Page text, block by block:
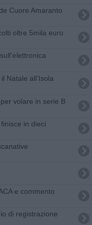
Cuore Amaranto
oltre 5mila euro
Natale all’Isola
volare in serie B
in dieci
e commento
di registrazione